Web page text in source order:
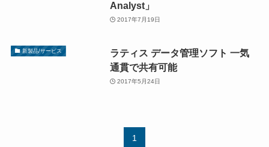
Analyst」
2017年7月19日
新製品/サービス
ラティス データ管理ソフト 一気
通貫で共有可能
2017年5月24日
1